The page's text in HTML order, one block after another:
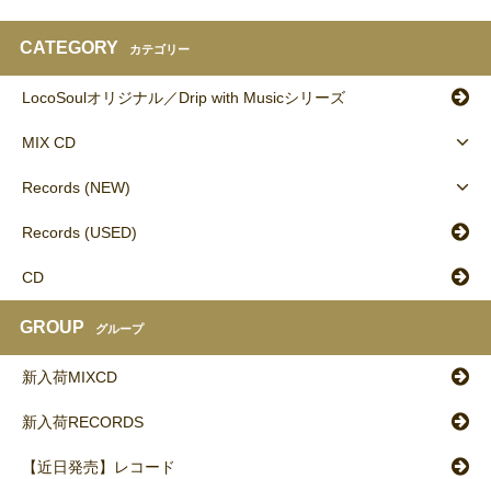
CATEGORY カテゴリー
LocoSoulオリジナル／Drip with Musicシリーズ
MIX CD
Records (NEW)
Records (USED)
CD
GROUP グループ
新入荷MIXCD
新入荷RECORDS
【近日発売】レコード